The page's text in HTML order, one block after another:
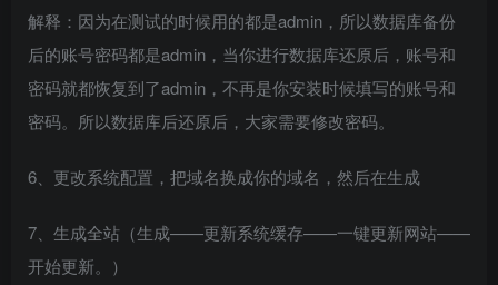
解释：因为在测试的时候用的都是admin，所以数据库备份
后的账号密码都是admin，当你进行数据库还原后，账号和
密码就都恢复到了admin，不再是你安装时候填写的账号和
密码。所以数据库后还原后，大家需要修改密码。
6、更改系统配置，把域名换成你的域名，然后在生成
7、生成全站（生成——更新系统缓存——一键更新网站——
开始更新。）